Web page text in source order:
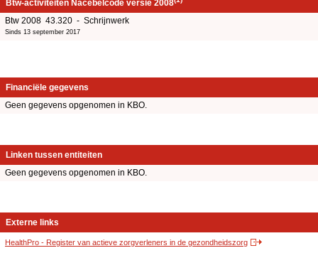
Btw-activiteiten Nacebelcode versie 2008
Btw 2008 43.320 - Schrijnwerk
Sinds 13 september 2017
Financiële gegevens
Geen gegevens opgenomen in KBO.
Linken tussen entiteiten
Geen gegevens opgenomen in KBO.
Externe links
HealthPro - Register van actieve zorgverleners in de gezondheidszorg